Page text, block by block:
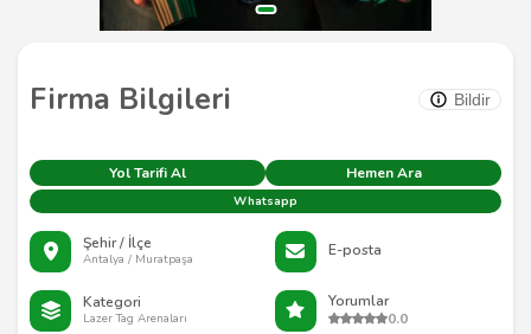
Firma Bilgileri Bildir
Yol Tarifi Al Hemen Ara
Whatsapp
Şehir / İlçe
Antalya / Muratpaşa E-posta
Kategori
Lazer Tag Arenaları
Yorumlar
0.0